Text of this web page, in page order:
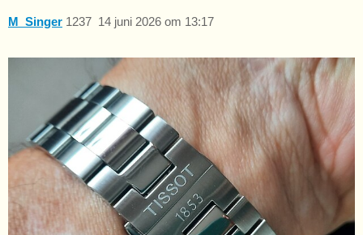
M_Singer 14 juni 2026 om 13:17
1237